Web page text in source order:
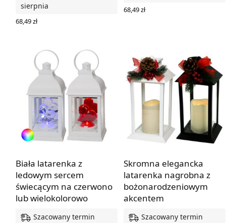
sierpnia
68,49zł
68,49zł
Biała latarenka z
ledowym sercem
świecącym na czerwono
lub wielokolorowo
Szacowany termin
Skromna elegancka
latarenka nagrobna z
bożonarodzeniowym
akcentem
Szacowany termin